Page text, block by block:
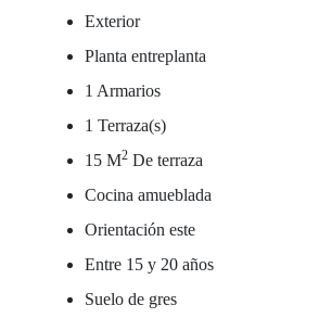
Exterior
Planta entreplanta
1 Armarios
1 Terraza(s)
15 M2 De terraza
Cocina amueblada
Orientación este
Entre 15 y 20 años
Suelo de gres